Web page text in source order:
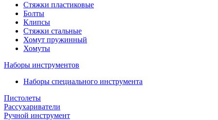
Стяжки пластиковые
Болты
Клипсы
Стяжки стальные
Хомут пружинный
Хомуты
Наборы инструментов
Наборы специального инструмента
Пистолеты
Рассухариватели
Ручной инструмент